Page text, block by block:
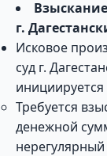
г.
Исковое
суд г.
Требуется
денежной